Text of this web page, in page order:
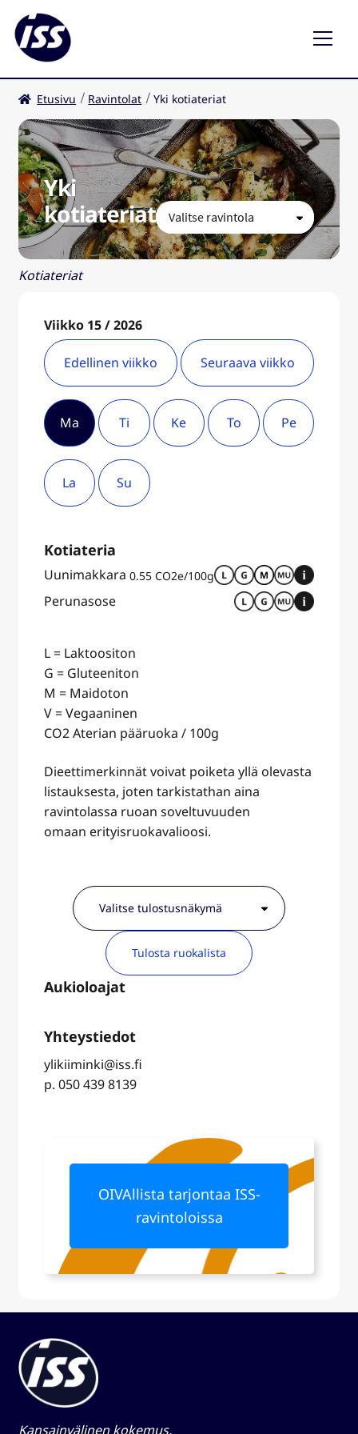
Ravintolat
Kahvilat
FI
Etusivu Ravintolat Yki kotiateriat
Yki
kotiateriat
Kotiateriat
Viikko 15 / 2026
Edellinen viikko
Ma Ti Ke To Pe
La Su
Seuraava viikko
Kotiateria
Uunimakkara 0.55 CO2e/100g
Perunasose
L = Laktoositon
G = Gluteeniton
M = Maidoton
V = Vegaaninen
CO2 Aterian pääruoka / 100g
Dieettimerkinnät voivat poiketa yllä olevasta
listauksesta, joten tarkistathan aina
ravintolassa ruoan soveltuvuuden
omaan erityisruokavalioosi.
Tulosta ruokalista
ylikiiminki@iss.fi
p. 050 439 8139
OIVAllista tarjontaa ISS-
ravintoloissa
Kansainvälinen kokemus,